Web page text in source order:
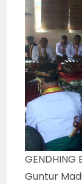
GENDHING
Guntur